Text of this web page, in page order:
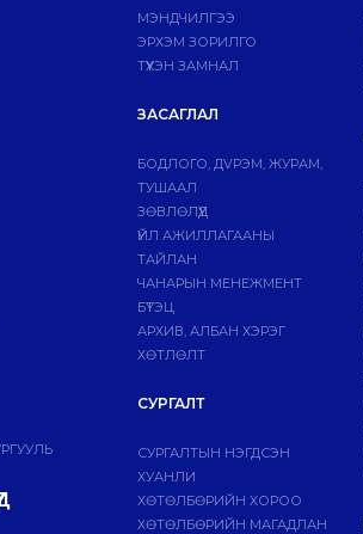
МЭНДЧИЛГЭЭ
ЭРХЭМ ЗОРИЛГО
ТҮҮХЭН ЗАМНАЛ
ЗАСАГЛАЛ
БОДЛОГО, ДVРЭМ, ЖУРАМ,
ТУШААЛ
ЗӨВЛӨЛҮҮД
ҮЙЛ АЖИЛЛАГААНЫ
ТАЙЛАН
ЧАНАРЫН МЕНЕЖМЕНТ
БҮТЭЦ
АРХИВ, АЛБАН ХЭРЭГ
ХӨТЛӨЛТ
СУРГАЛТ
СУРГАЛТЫН НЭГДСЭН
ХУАНЛИ
ХӨТӨЛБӨРИЙН ХОРОО
ХӨТӨЛБӨРИЙН МАГАДЛАН